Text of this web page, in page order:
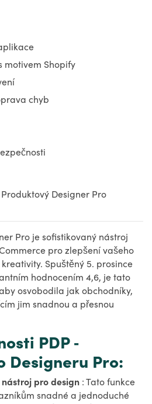
motivem Shopify
chyb
Designer Pro
Pro je sofistikovaný nástroj
pro zlepšení vašeho
Spuštěný 5. prosince
hodnocením 4,6, je tato
osvobodila jak obchodníky,
jim snadnou a přesnou
PDP ‑
Designeru Pro:
pro design : Tato funkce
snadné a jednoduché